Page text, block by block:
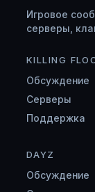
Игровое
серверы,
KILLING
Обсуждение
Серверы
Поддержка
DAYZ
Обсуждение